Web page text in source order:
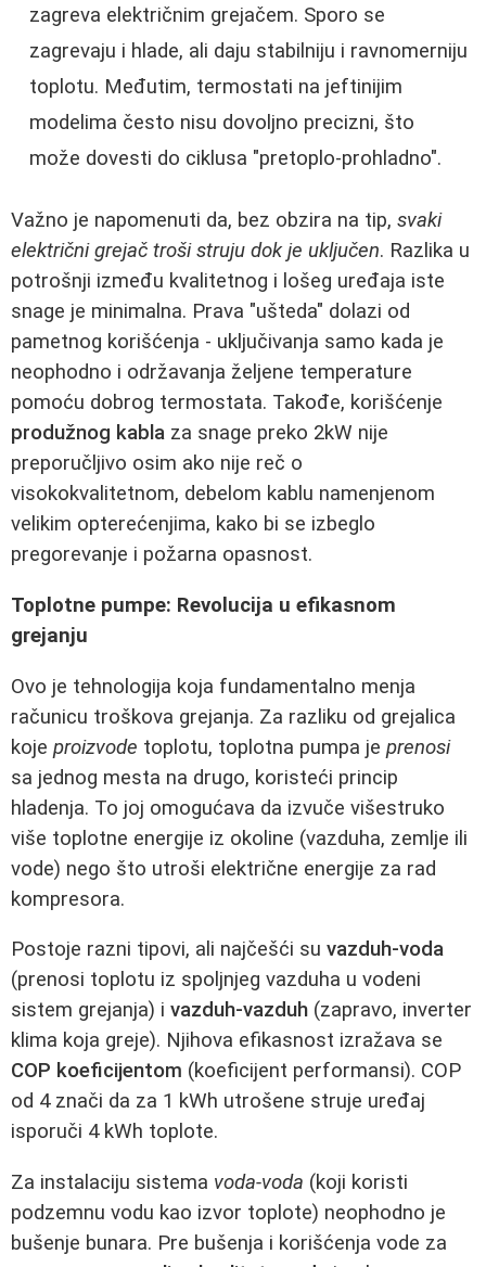
zagreva električnim grejačem. Sporo se
zagrevaju i hlade, ali daju stabilniju i ravnomerniju
toplotu. Međutim, termostati na jeftinijim
modelima često nisu dovoljno precizni, što
može dovesti do ciklusa "pretoplo-prohladno".
Važno je napomenuti da, bez obzira na tip, svaki
električni grejač troši struju dok je uključen. Razlika u
potrošnji između kvalitetnog i lošeg uređaja iste
snage je minimalna. Prava "ušteda" dolazi od
pametnog korišćenja - uključivanja samo kada je
neophodno i održavanja željene temperature
pomoću dobrog termostata. Takođe, korišćenje
produžnog kabla za snage preko 2kW nije
preporučljivo osim ako nije reč o
visokokvalitetnom, debelom kablu namenjenom
velikim opterećenjima, kako bi se izbeglo
pregorevanje i požarna opasnost.
Toplotne pumpe: Revolucija u efikasnom
grejanju
Ovo je tehnologija koja fundamentalno menja
računicu troškova grejanja. Za razliku od grejalica
koje proizvode toplotu, toplotna pumpa je prenosi
sa jednog mesta na drugo, koristeći princip
hladenja. To joj omogućava da izvuče višestruko
više toplotne energije iz okoline (vazduha, zemlje ili
vode) nego što utroši električne energije za rad
kompresora.
Postoje razni tipovi, ali najčešći su vazduh-voda
(prenosi toplotu iz spoljnjeg vazduha u vodeni
sistem grejanja) i vazduh-vazduh (zapravo, inverter
klima koja greje). Njihova efikasnost izražava se
COP koeficijentom (koeficijent performansi). COP
od 4 znači da za 1 kWh utrošene struje uređaj
isporuči 4 kWh toplote.
Za instalaciju sistema voda-voda (koji koristi
podzemnu vodu kao izvor toplote) neophodno je
bušenje bunara. Pre bušenja i korišćenja vode za